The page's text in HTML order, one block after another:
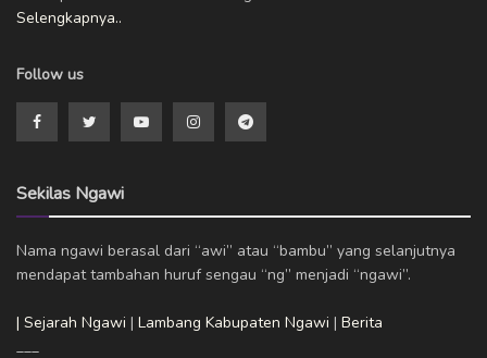
Selengkapnya..
Follow us
Sekilas Ngawi
Nama ngawi berasal dari “awi” atau “bambu” yang selanjutnya
mendapat tambahan huruf sengau “ng” menjadi “ngawi”.
| Sejarah Ngawi | Lambang Kabupaten Ngawi | Berita
___